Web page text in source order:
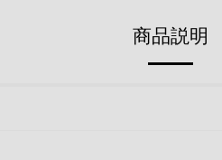
商品説明